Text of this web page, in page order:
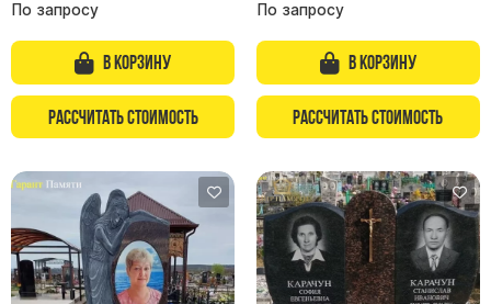
По запросу
В корзину
Рассчитать стоимость
По запросу
В корзину
Рассчитать стоимость